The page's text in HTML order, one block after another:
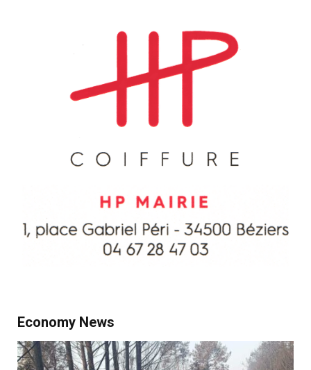
Economy News